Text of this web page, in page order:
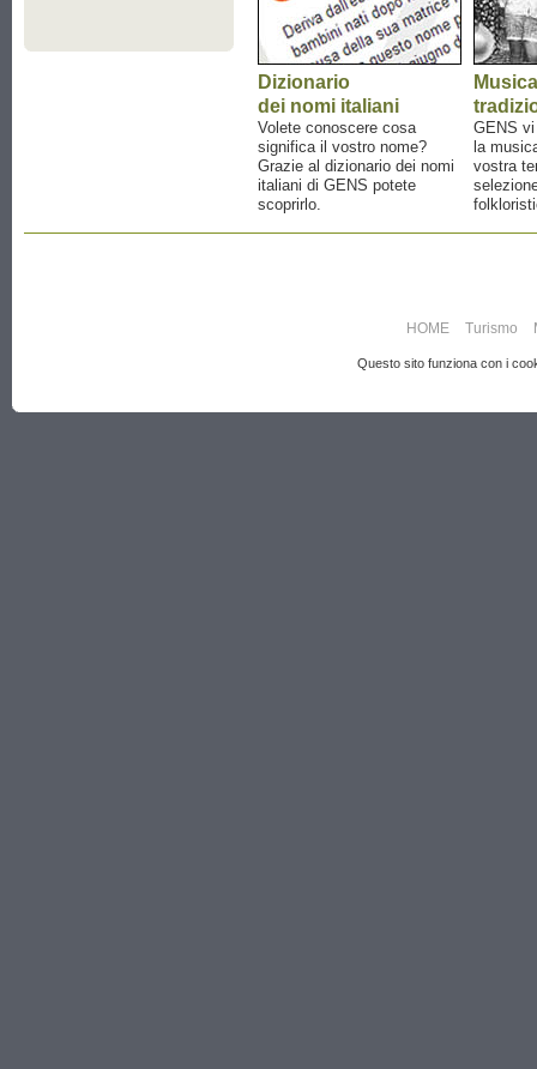
Dizionario
dei nomi italiani
Volete conoscere cosa
significa il vostro nome?
Grazie al dizionario dei nomi
italiani di GENS potete
scoprirlo.
Musica
GENS
la
vostra
HOME Turismo
Questo sito funziona con i